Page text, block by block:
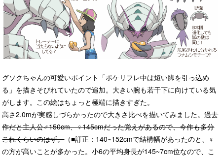
グソクちゃんの可愛いポイント「ポケリフレ中は短い脚を引っ込め
る」を描きそびれていたので追加。大きい腕も若干下に向けている気
がします。この絵はちょっと極端に描きすぎた。
高さ2.0mが実感しづらかったので大きさ比べを描いてみました。過去
作だと主人公♂150cm、♀145cmだった覚えがあるので、今作も多分
これくらいのはず。（■訂正：140~152cmで結構幅があったのと、♀
の方が高いことが多かった。小6の平均身長が145~7cm位なので、こ